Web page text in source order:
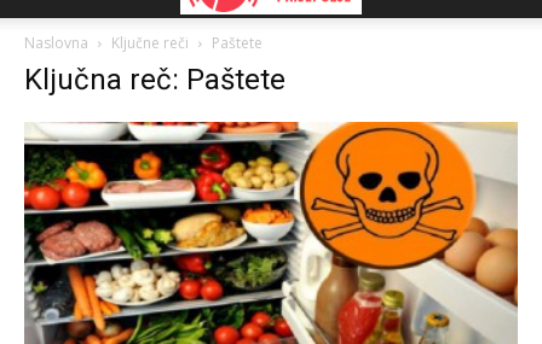
Naslovna Ključne reči Paštete
Ključna reč: Paštete